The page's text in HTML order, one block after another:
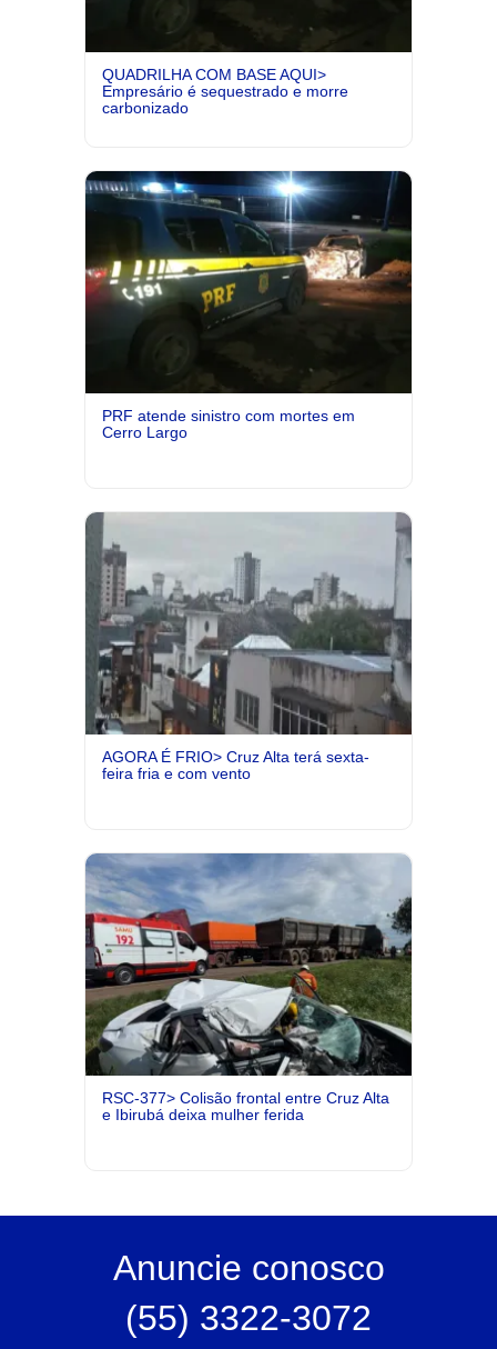
QUADRILHA COM BASE AQUI>
Empresário é sequestrado e morre
carbonizado
PRF atende sinistro com mortes em
Cerro Largo
AGORA É FRIO> Cruz Alta terá sexta-
feira fria e com vento
RSC-377> Colisão frontal entre Cruz Alta
e Ibirubá deixa mulher ferida
Anuncie conosco
(55) 3322-3072